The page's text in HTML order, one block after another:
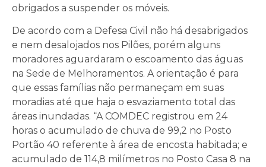
obrigados a suspender os móveis.
De acordo com a Defesa Civil não há desabrigados
e nem desalojados nos Pilões, porém alguns
moradores aguardaram o escoamento das águas
na Sede de Melhoramentos. A orientação é para
que essas famílias não permaneçam em suas
moradias até que haja o esvaziamento total das
áreas inundadas. “A COMDEC registrou em 24
horas o acumulado de chuva de 99,2 no Posto
Portão 40 referente à área de encosta habitada; e
acumulado de 114,8 milímetros no Posto Casa 8 na